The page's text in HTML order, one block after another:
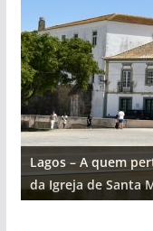
Lagos – A quem
da Igreja de Santa